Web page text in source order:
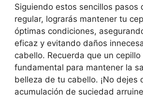
Siguiendo estos sencillos pasos
regular, lograrás mantener tu
óptimas condiciones,
eficaz y evitando daños
cabello. Recuerda que un cepillo
fundamental para mantener la
belleza de tu cabello. ¡No dejes
acumulación de suciedad